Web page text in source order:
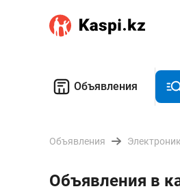
Объявления
Объявления
Объявления в